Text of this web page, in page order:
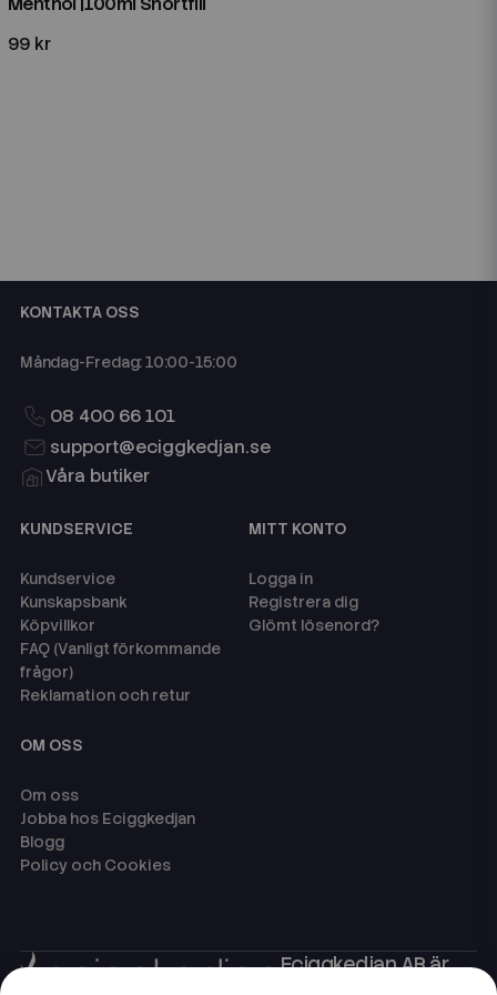
99 kr
KONTAKTA OSS
Måndag-Fredag: 10:00-15:00
08 400 66 101
support@eciggkedjan.se
Våra butiker
KUNDSERVICE
Kundservice
Kunskapsbank
Köpvillkor
FAQ (Vanligt förkommande
frågor)
Reklamation och retur
MITT KONTO
Logga in
Registrera dig
Glömt lösenord?
OM OSS
Om oss
Jobba hos Eciggkedjan
Blogg
Policy och Cookies
Eciggkedjan AB är